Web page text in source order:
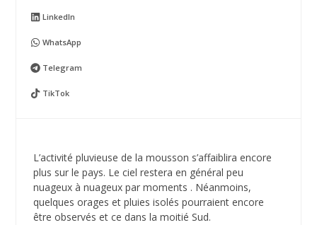
LinkedIn
WhatsApp
Telegram
TikTok
L’activité pluvieuse de la mousson s’affaiblira encore
plus sur le pays. Le ciel restera en général peu
nuageux à nuageux par moments . Néanmoins,
quelques orages et pluies isolés pourraient encore
être observés et ce dans la moitié Sud.